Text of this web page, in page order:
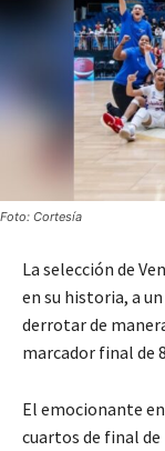
Foto: Cortesía
La selección de
en su historia, a un
derrotar de
marcador final de
El emocionante
cuartos de final de